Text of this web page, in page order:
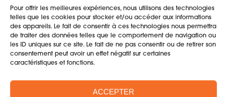
Pour offrir les meilleures expériences, nous utilisons des technologies
telles que les cookies pour stocker et/ou accéder aux informations
des appareils. Le fait de consentir à ces technologies nous permettra
de traiter des données telles que le comportement de navigation ou
les ID uniques sur ce site. Le fait de ne pas consentir ou de retirer son
consentement peut avoir un effet négatif sur certaines
caractéristiques et fonctions.
ACCEPTER
Retour au Parcours
Séquence Suivante